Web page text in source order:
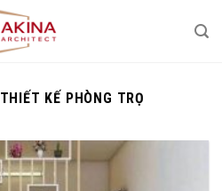
THIẾT KẾ PHÒNG TRỌ